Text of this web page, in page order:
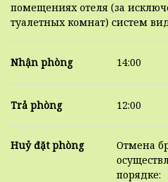
помещениях отеля (за
туалетных комнат) систем
Nhận phòng 14:00
Trả phòng 12:00
Huỷ đặt phòng
Отмена
порядке: